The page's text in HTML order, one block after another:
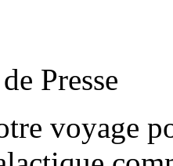
Presse
voyage